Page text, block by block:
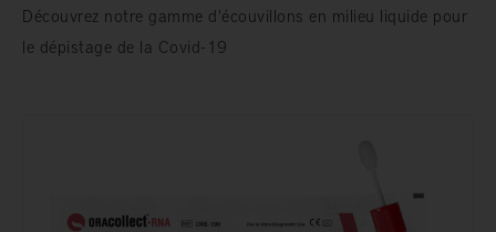
Découvrez notre gamme d'écouvillons en milieu liquide pour
le dépistage de la Covid-19